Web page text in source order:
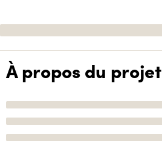
À propos du projet